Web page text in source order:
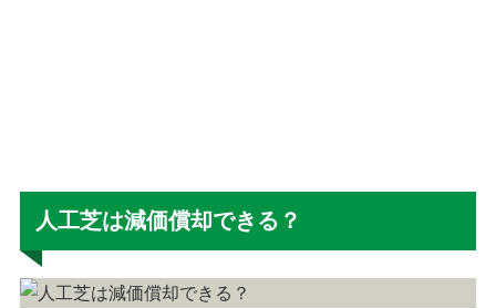
人工芝は減価償却できる？